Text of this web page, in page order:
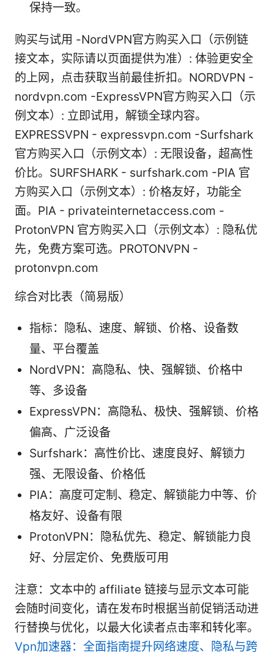
保持一致。
购买与试用 -NordVPN官方购买入口（示例链
接文本，实际请以页面提供为准）: 体验更安全
的上网，点击获取当前最佳折扣。NORDVPN -
nordvpn.com -ExpressVPN官方购买入口（示
例文本）: 立即试用，解锁全球内容。
EXPRESSVPN - expressvpn.com -Surfshark
官方购买入口（示例文本）: 无限设备，超高性
价比。SURFSHARK - surfshark.com -PIA 官
方购买入口（示例文本）: 价格友好，功能全
面。PIA - privateinternetaccess.com -
ProtonVPN 官方购买入口（示例文本）: 隐私优
先，免费方案可选。PROTONVPN -
protonvpn.com
综合对比表（简易版）
指标：隐私、速度、解锁、价格、设备数
量、平台覆盖
NordVPN：高隐私、快、强解锁、价格中
等、多设备
ExpressVPN：高隐私、极快、强解锁、价格
偏高、广泛设备
Surfshark：高性价比、速度良好、解锁力
强、无限设备、价格低
PIA：高度可定制、稳定、解锁能力中等、价
格友好、设备有限
ProtonVPN：隐私优先、稳定、解锁能力良
好、分层定价、免费版可用
注意：文本中的 affiliate 链接与显示文本可能
会随时间变化，请在发布时根据当前促销活动进
行替换与优化，以最大化读者点击率和转化率。
Vpn加速器：全面指南提升网络速度、隐私与跨